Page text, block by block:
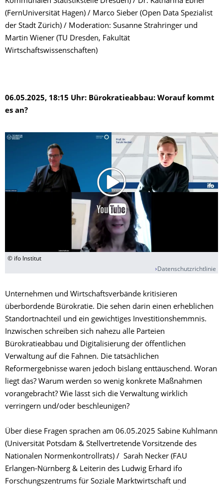
(FernUniversität Hagen) / Marco Sieber (Open Data Spezialist
der Stadt Zürich) / Moderation: Susanne Strahringer und
Martin Wiener (TU Dresden, FakuItät
Wirtschaftswissenschaften)
06.05.2025, 18:15 Uhr: Bürokratieabbau: Worauf kommt
es an?
© ifo Institut
Datenschutzrichtlinie
Unternehmen und Wirtschaftsverbände kritisieren
überbordende Bürokratie. Die sehen darin einen erheblichen
Standortnachteil und ein gewichtiges Investitionshemmnis.
Inzwischen schreiben sich nahezu alle Parteien
Bürokratieabbau und Digitalisierung der öffentlichen
Verwaltung auf die Fahnen. Die tatsächlichen
Reformergebnisse waren jedoch bislang enttäuschend. Woran
liegt das? Warum werden so wenig konkrete Maßnahmen
vorangebracht? Wie lässt sich die Verwaltung wirklich
verringern und/oder beschleunigen?
Über diese Fragen sprachen am 06.05.2025 Sabine Kuhlmann
(Universität Potsdam & Stellvertretende Vorsitzende des
Nationalen Normenkontrollrats) / Sarah Necker (FAU
Erlangen-Nürnberg & Leiterin des Ludwig Erhard ifo
Forschungszentrums für Soziale Marktwirtschaft und